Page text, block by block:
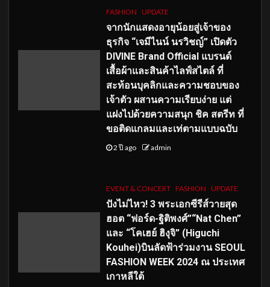
FASHION UPDATE
จากนักแสดงอายุน้อยสู่เจ้าของ
ธุรกิจ “เจมีไนน์ นรวิชญ์” เปิดตัว
DIVINE Brand Official แบรนด์
เสื้อผ้าและสินค้าไลฟ์สไตล์ ที่
สะท้อนบุคลิกและความชอบของ
เจ้าตัว ผสานความเรียบง่าย แต่
แฝงไปด้วยความสนุก ชิค สตรีท ที่
ขอติดแกลมและเท่ตามแบบฉบับ
2 ปี ago admin
EVENT & CONCERT FASHION UPDATE
ปังไม่ไหว! 3 พระเอกซีรีส์วายสุด
ฮอต “ฟอร์ด-ฐิติพงศ์”“Nat Chen”
และ “โคเฮย์ ฮิงุจิ” (Higuchi
Kouhei)บินลัดฟ้าร่วมงาน SEOUL
FASHION WEEK 2024 ณ ประเทศ
เกาหลีใต้